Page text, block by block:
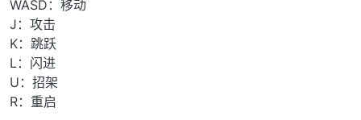
WASD：移动
J：攻击
K：跳跃
L：闪进
U：招架
R：重启